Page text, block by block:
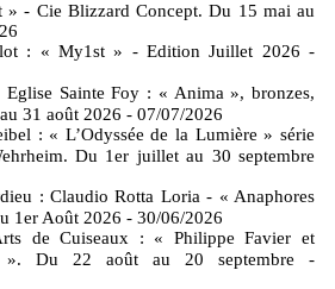
» - Cie Blizzard Concept. Du 15 mai au
: « My1st » - Edition Juillet 2026 -
Eglise Sainte Foy : « Anima », bronzes,
31 août 2026 - 07/07/2026
: « L’Odyssée de la Lumière » série
Du 1er juillet au 30 septembre
: Claudio Rotta Loria - « Anaphores
1er Août 2026 - 30/06/2026
de Cuiseaux : « Philippe Favier et
». Du 22 août au 20 septembre
-